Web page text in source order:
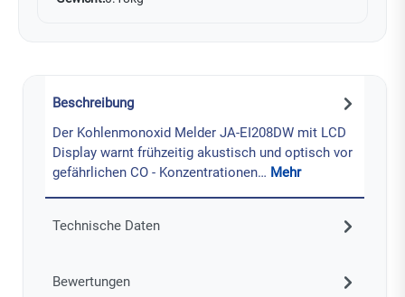
Beschreibung
Der Kohlenmonoxid Melder JA-EI208DW mit LCD
Display warnt frühzeitig akustisch und optisch vor
gefährlichen CO - Konzentrationen… Mehr
Technische Daten
Bewertungen